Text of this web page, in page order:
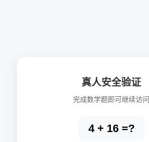
真人安全验证
完成数学题即可继续访问
4 + 16 =?